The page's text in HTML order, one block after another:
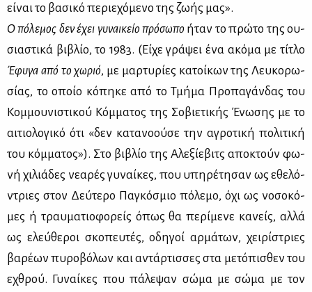
εί­ναι το βα­σι­κό πε­ριε­χό­με­νο της ζω­ής μας».
Ο πό­λε­μος δεν έχει γυ­ναι­κείο πρό­σω­πο ήταν το πρώ­το της ου­
σια­στι­κά βι­βλίο, το 1983. (Εί­χε γρά­ψει ένα ακό­μα με τί­τλο
Έφυ­γα από το χω­ριό, με μαρ­τυ­ρί­ες κα­τοί­κων της Λευ­κο­ρω­
σί­ας, το οποίο κό­πη­κε από το Τμή­μα Προ­πα­γάν­δας του
Κομ­μου­νι­στι­κού Κόμ­μα­τος της Σο­βιε­τι­κής Ένω­σης με το
αι­τιο­λο­γι­κό ότι «δεν κα­τα­νο­ού­σε την αγρο­τι­κή πο­λι­τι­κή
του κόμ­μα­τος»). Στο βι­βλίο της Αλε­ξί­ε­βιτς απο­κτούν φω­
νή χι­λιά­δες νε­α­ρές γυ­ναί­κες, που υπη­ρέ­τη­σαν ως εθε­λό­
ντριες στον Δεύ­τε­ρο Πα­γκό­σμιο πό­λε­μο, όχι ως νο­σο­κό­
μες ή τραυ­μα­τιο­φο­ρείς όπως θα πε­ρί­με­νε κα­νείς, αλ­λά
ως ελεύ­θε­ροι σκο­πευ­τές, οδη­γοί αρ­μά­των, χει­ρί­στριες
βα­ρέ­ων πυ­ρο­βό­λων και αντάρ­τισ­σες στα με­τό­πι­σθεν του
εχθρού. Γυ­ναί­κες που πά­λε­ψαν σώ­μα με σώ­μα με τον